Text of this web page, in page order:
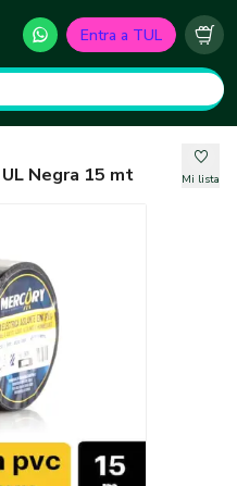
ConstrucciónEntra a TUL
Negra 15 mt Mi lista